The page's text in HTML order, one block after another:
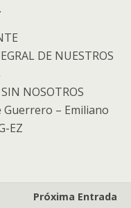
DE NUESTROS
NOSOTROS
– Emiliano
EZ
Próxima Entrada